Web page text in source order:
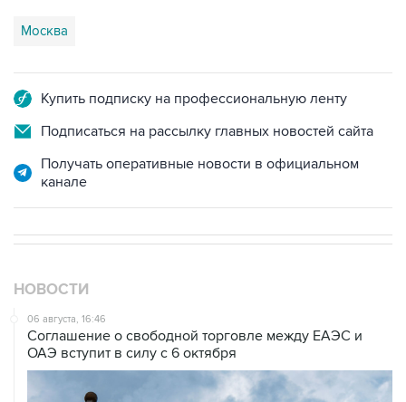
Москва
Купить подписку на профессиональную ленту
Подписаться на рассылку главных новостей сайта
Получать оперативные новости в официальном
канале
НОВОСТИ
06 августа, 16:46
Соглашение о свободной торговле между ЕАЭС и
ОАЭ вступит в силу с 6 октября